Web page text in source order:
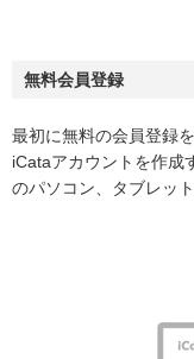
無料会員登録
最初に無料の会員登録
iCataアカウントを作成
のパソコン、タブレッ